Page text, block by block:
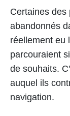
Certaines des
abandonnés
réellement eu
parcouraient
de souhaits.
auquel ils
navigation.